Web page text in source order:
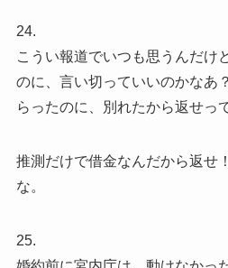
24.
こうい報道でいつも思うんだけ
のに、言い切っていいのかなあ
らったのに、別れたから返せっ
推測だけで借金なんだから返せ
な。
25.